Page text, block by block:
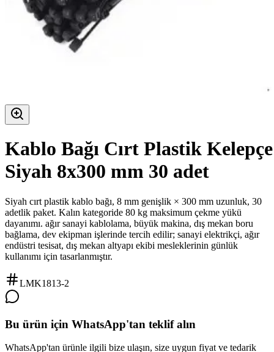
Kablo Bağı Cırt Plastik Kelepçe
Siyah 8x300 mm 30 adet
Siyah cırt plastik kablo bağı, 8 mm genişlik × 300 mm uzunluk, 30
adetlik paket. Kalın kategoride 80 kg maksimum çekme yükü
dayanımı. ağır sanayi kablolama, büyük makina, dış mekan boru
bağlama, dev ekipman işlerinde tercih edilir; sanayi elektrikçi, ağır
endüstri tesisat, dış mekan altyapı ekibi mesleklerinin günlük
kullanımı için tasarlanmıştır.
LMK1813-2
Bu ürün için WhatsApp'tan teklif alın
WhatsApp'tan ürünle ilgili bize ulaşın, size uygun fiyat ve tedarik